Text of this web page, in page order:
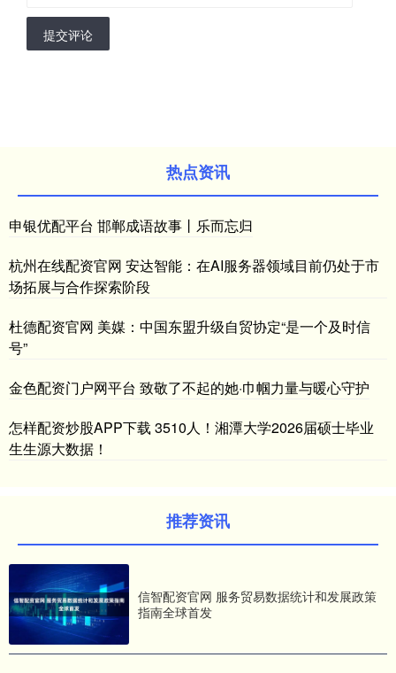
提交评论
热点资讯
申银优配平台 邯郸成语故事丨乐而忘归
杭州在线配资官网 安达智能：在AI服务器领域目前仍处于市
场拓展与合作探索阶段
杜德配资官网 美媒：中国东盟升级自贸协定“是一个及时信
号”
金色配资门户网平台 致敬了不起的她·巾帼力量与暖心守护
怎样配资炒股APP下载 3510人！湘潭大学2026届硕士毕业
生生源大数据！
推荐资讯
信智配资官网 服务贸易数据统计和发展政策
指南全球首发